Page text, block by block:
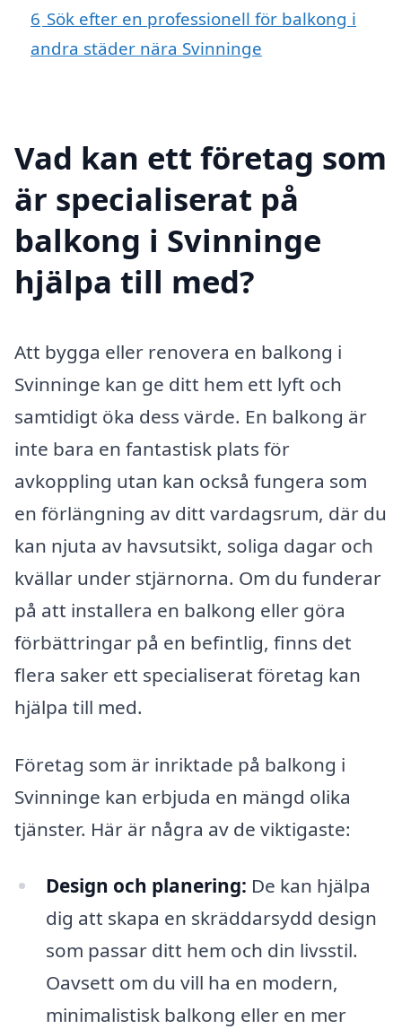
6 Sök efter en professionell för balkong i
andra städer nära Svinninge
Vad kan ett företag som
är specialiserat på
balkong i Svinninge
hjälpa till med?
Att bygga eller renovera en balkong i
Svinninge kan ge ditt hem ett lyft och
samtidigt öka dess värde. En balkong är
inte bara en fantastisk plats för
avkoppling utan kan också fungera som
en förlängning av ditt vardagsrum, där du
kan njuta av havsutsikt, soliga dagar och
kvällar under stjärnorna. Om du funderar
på att installera en balkong eller göra
förbättringar på en befintlig, finns det
flera saker ett specialiserat företag kan
hjälpa till med.
Företag som är inriktade på balkong i
Svinninge kan erbjuda en mängd olika
tjänster. Här är några av de viktigaste:
Design och planering: De kan hjälpa
dig att skapa en skräddarsydd design
som passar ditt hem och din livsstil.
Oavsett om du vill ha en modern,
minimalistisk balkong eller en mer